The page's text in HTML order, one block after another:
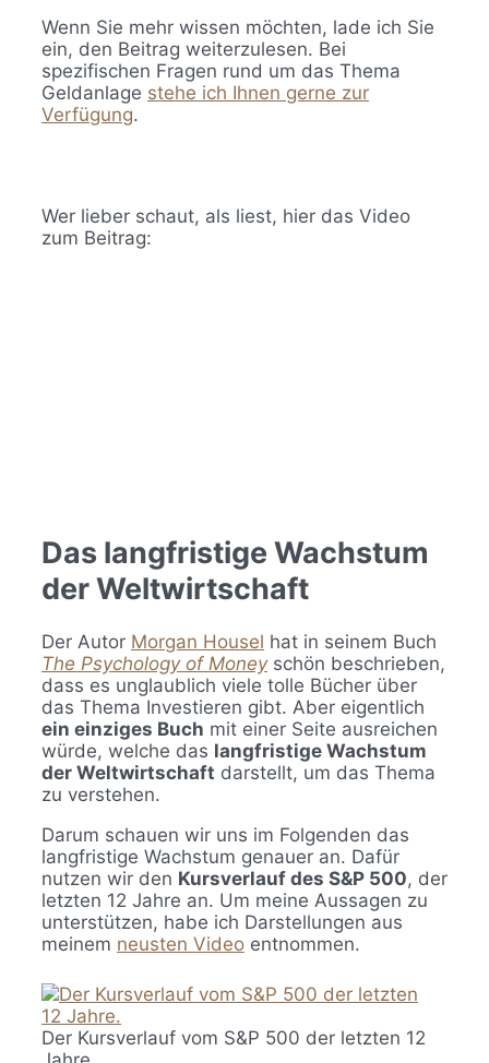
Wenn Sie mehr wissen möchten, lade ich Sie
ein, den Beitrag weiterzulesen. Bei
spezifischen Fragen rund um das Thema
Geldanlage stehe ich Ihnen gerne zur
Verfügung.
Wer lieber schaut, als liest, hier das Video
zum Beitrag:
Das langfristige Wachstum
der Weltwirtschaft
Der Autor Morgan Housel hat in seinem Buch
The Psychology of Moneyschön beschrieben,
dass es unglaublich viele tolle Bücher über
das Thema Investieren gibt. Aber eigentlich
ein einziges Buch mit einer Seite ausreichen
würde, welche das langfristige Wachstum
der Weltwirtschaft darstellt, um das Thema
zu verstehen.
Darum schauen wir uns im Folgenden das
langfristige Wachstum genauer an. Dafür
nutzen wir den Kursverlauf des S&P 500, der
letzten 12 Jahre an. Um meine Aussagen zu
unterstützen, habe ich Darstellungen aus
meinem neusten Video entnommen.
Der Kursverlauf vom S&P 500 der letzten 12